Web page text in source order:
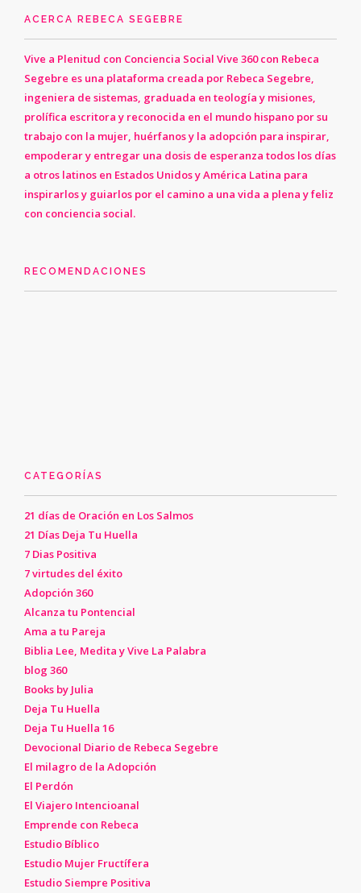
ACERCA REBECA SEGEBRE
Vive a Plenitud con Conciencia Social Vive 360 con Rebeca
Segebre es una plataforma creada por Rebeca Segebre,
ingeniera de sistemas, graduada en teología y misiones,
prolífica escritora y reconocida en el mundo hispano por su
trabajo con la mujer, huérfanos y la adopción para inspirar,
empoderar y entregar una dosis de esperanza todos los días
a otros latinos en Estados Unidos y América Latina para
inspirarlos y guiarlos por el camino a una vida a plena y feliz
con conciencia social.
RECOMENDACIONES
CATEGORÍAS
21 días de Oración en Los Salmos
21 Días Deja Tu Huella
7 Dias Positiva
7 virtudes del éxito
Adopción 360
Alcanza tu Pontencial
Ama a tu Pareja
Biblia Lee, Medita y Vive La Palabra
blog 360
Books by Julia
Deja Tu Huella
Deja Tu Huella 16
Devocional Diario de Rebeca Segebre
El milagro de la Adopción
El Perdón
El Viajero Intencioanal
Emprende con Rebeca
Estudio Bíblico
Estudio Mujer Fructífera
Estudio Siempre Positiva